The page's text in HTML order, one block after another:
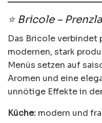
⭐ Bricole –
Das Bricole verbindet
modernen, stark
Menüs setzen auf
Aromen und eine
unnötige Effekte in
Küche: modern und